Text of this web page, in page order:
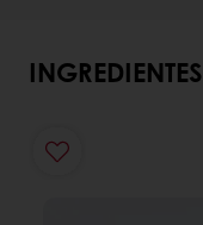
INGREDIENTES